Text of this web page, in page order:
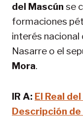
del Mascún se
formaciones
interés
Nasarre o el
Mora.
IR A: El Real
Descripción de